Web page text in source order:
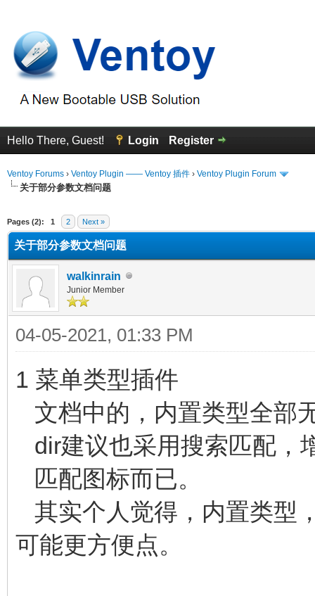
Hello There, Guest! Login Register
Ventoy Forums › Ventoy Plugin —— Ventoy 插件 › Ventoy Plugin Forum
关于部分参数文档问题
Pages (2): 1 2 Next »
关于部分参数文档问题
walkinrain
Junior Member
04-05-2021, 01:33 PM
1 菜单类型插件
文档中的，内置类型全部
dir建议也采用搜索匹配，
匹配图标而已。
其实个人觉得，内置类型
可能更方便点。